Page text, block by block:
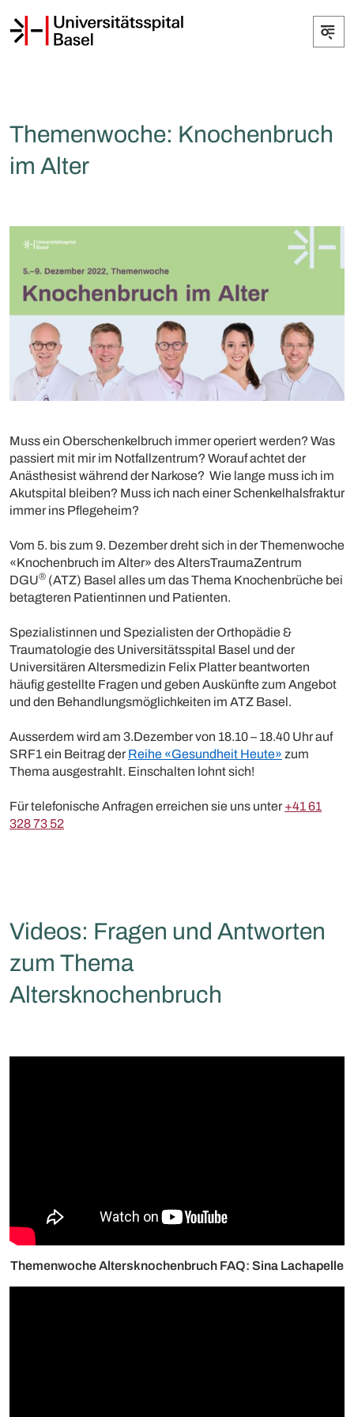
Themenwoche: Knochenbruch
im Alter
Muss ein Oberschenkelbruch immer operiert werden? Was
passiert mit mir im Notfallzentrum? Worauf achtet der
Anästhesist während der Narkose? Wie lange muss ich im
Akutspital bleiben? Muss ich nach einer Schenkelhalsfraktur
immer ins Pflegeheim?
Vom 5. bis zum 9. Dezember dreht sich in der Themenwoche
«Knochenbruch im Alter» des AltersTraumaZentrum
DGU® (ATZ) Basel alles um das Thema Knochenbrüche bei
betagteren Patientinnen und Patienten.
Spezialistinnen und Spezialisten der Orthopädie &
Traumatologie des Universitätsspital Basel und der
Universitären Altersmedizin Felix Platter beantworten
häufig gestellte Fragen und geben Auskünfte zum Angebot
und den Behandlungsmöglichkeiten im ATZ Basel.
Ausserdem wird am 3.Dezember von 18.10 – 18.40 Uhr auf
SRF1 ein Beitrag der Reihe «Gesundheit Heute» zum
Thema ausgestrahlt. Einschalten lohnt sich!
Für telefonische Anfragen erreichen sie uns unter +41 61
328 73 52
Videos: Fragen und Antworten
zum Thema
Altersknochenbruch
Themenwoche Altersknochenbruch FAQ: Sina Lachapelle